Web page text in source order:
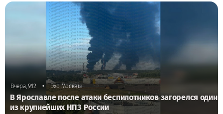
Вчера, 9:12 • Эхо Москвы
В Ярославле после атаки беспилотников загорелся один
из крупнейших НПЗ России